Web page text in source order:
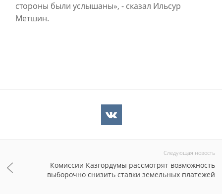
стороны были услышаны», - сказал Ильсур
Метшин.
Следующая новость
Комиссии Казгордумы рассмотрят возможность
выборочно снизить ставки земельных платежей